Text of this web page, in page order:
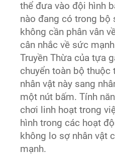
thể đưa vào đội hình
nào đang có trong bộ
không cần phân vân
cân nhắc về sức
Truyền Thừa của tựa
chuyển toàn bộ thuộc
nhân vật này sang
một nút bấm. Tính
chơi linh hoạt trong
hình trong các hoạt
không lo sợ nhân vật
mạnh.